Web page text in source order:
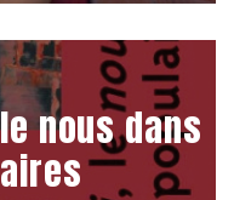
nous dans